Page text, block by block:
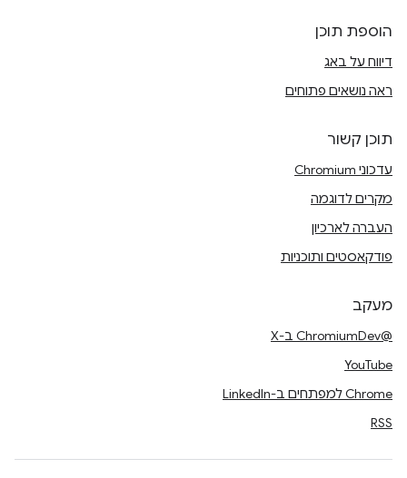
הוספת תוכן
דיווח על באג
ראה נושאים פתוחים
תוכן קשור
עדכוני Chromium
מקרים לדוגמה
העברה לארכיון
פודקאסטים ותוכניות
מעקב
@ChromiumDev ב-X
YouTube
Chrome למפתחים ב-LinkedIn
RSS